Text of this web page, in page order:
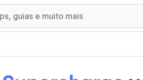
de imagens em destaque